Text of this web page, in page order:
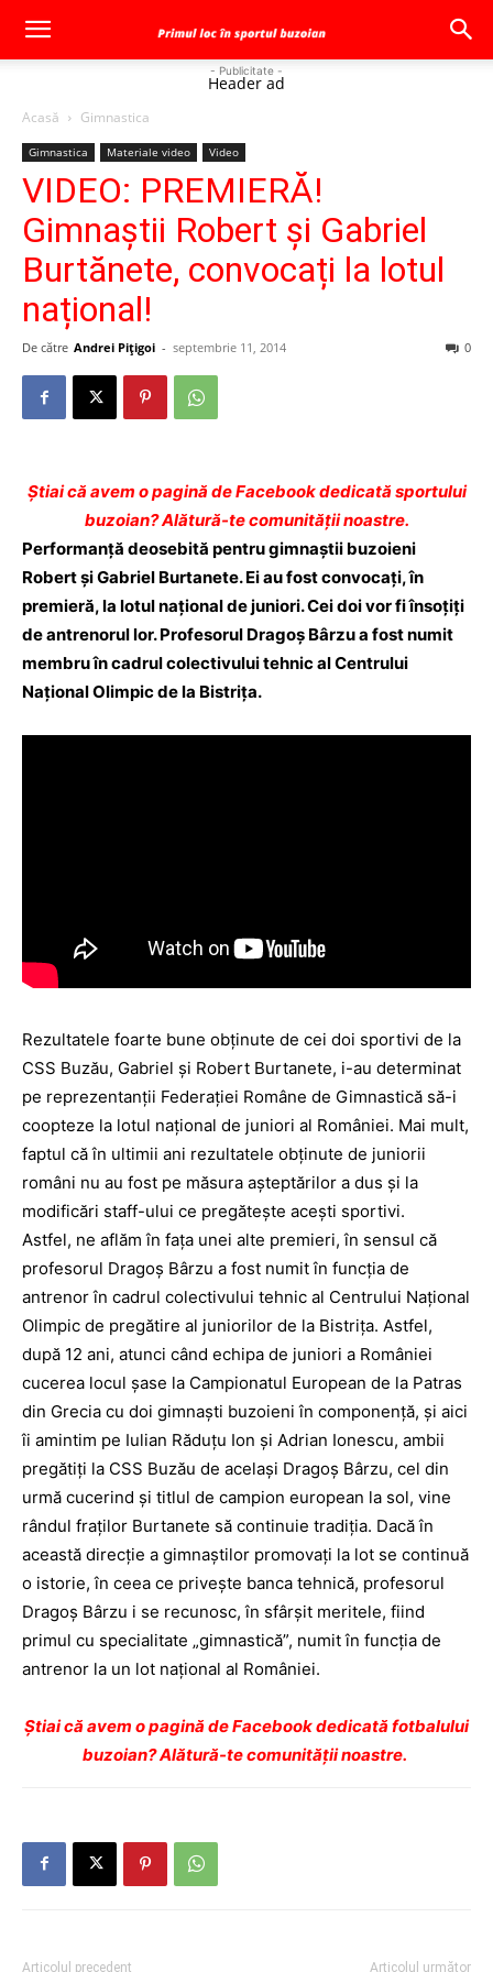
- Publicitate -
Header ad
Acasă Gimnastica
Gimnastica Materiale video Video
VIDEO: PREMIERĂ!
Gimnaștii Robert și Gabriel
Burtănete, convocați la lotul
național!
De către Andrei Pițigoi - septembrie 11, 2014 0
Ştiai că avem o pagină de Facebook dedicată sportului
buzoian? Alătură-te comunității noastre.
Performanţă deosebită pentru gimnaştii buzoieni
Robert şi Gabriel Burtanete. Ei au fost convocați, în
premieră, la lotul naţional de juniori. Cei doi vor fi însoțiți
de antrenorul lor. Profesorul Dragoş Bârzu a fost numit
membru în cadrul colectivului tehnic al Centrului
Naţional Olimpic de la Bistriţa.
Rezultatele foarte bune obţinute de cei doi sportivi de la
CSS Buzău, Gabriel şi Robert Burtanete, i-au determinat
pe reprezentanţii Fe­deraţiei Române de Gim­nastică să-i
coopteze la lotul naţional de juniori al României. Mai mult,
faptul că în ultimii ani rezultatele obţinute de juniorii
români nu au fost pe măsura aşteptărilor a dus şi la
modificări staff-ului ce pregăteşte aceşti spor­tivi.
Astfel, ne aflăm în faţa unei alte premieri, în sensul că
profesorul Dragoş Bârzu a fost numit în funcţia de
antrenor în cadrul colectivului tehnic al Centrului Naţional
Olimpic de pregătire al juniorilor de la Bistriţa. Astfel,
după 12 ani, atunci când echipa de juniori a României
cucerea locul șase la Campionatul European de la Patras
din Grecia cu doi gimnaşti buzoieni în componenţă, şi aici
îi amintim pe Iulian Răduţu Ion şi Adrian Ionescu, ambii
pre­gătiţi la CSS Buzău de acelaşi Dragoş Bârzu, cel din
urmă cucerind şi titlul de campion european la sol, vine
rândul fraților Burtanete să continuie tradiția. Dacă în
această direcţie a gimnaştilor promovaţi la lot se continuă
o istorie, în ceea ce priveşte ban­ca tehnică, profesorul
Dragoş Bârzu i se recunosc, în sfârșit meritele, fiind
primul cu specialitate „gim­nas­tică”, numit în funcţia de
antrenor la un lot naţional al României.
Ştiai că avem o pagină de Facebook dedicată fotbalului
buzoian? Alătură-te comunității noastre.
Articolul precedent Articolul următor